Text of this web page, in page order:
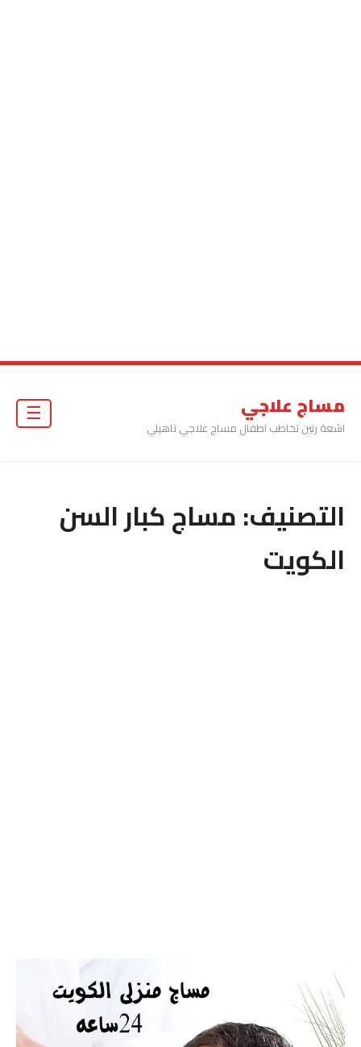
مساج علاجي
اشعة رنين تخاطب اطفال مساج علاجي تاهيلي
التصنيف:مساج كبار السن
الكويت